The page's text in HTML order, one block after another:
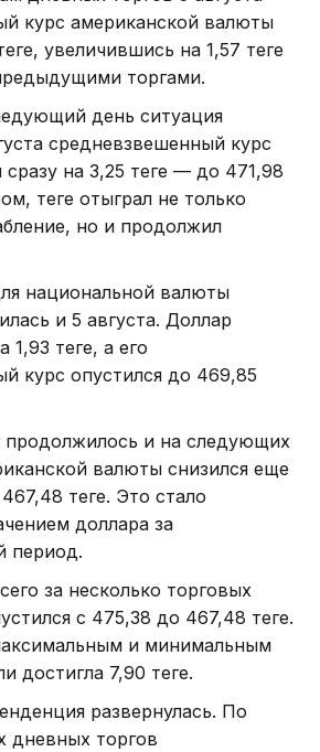
курс американской валюты
увеличившись на 1,57 теңге
торгами.
день ситуация
средневзвешенный курс
на 3,25 теңге — до 471,98
теңге отыграл не только
но и продолжил
национальной валюты
и 5 августа. Доллар
теңге, а его
курс опустился до 469,85
продолжилось и на следующих
валюты снизился еще
теңге. Это стало
доллара за
период.
за несколько торговых
с 475,38 до 467,48 теңге.
и минимальным
достигла 7,90 теңге.
развернулась. По
дневных торгов